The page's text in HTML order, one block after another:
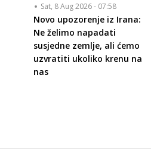
Sat, 8 Aug 2026 - 07:58
Novo upozorenje iz Irana:
Ne želimo napadati
susjedne zemlje, ali ćemo
uzvratiti ukoliko krenu na
nas